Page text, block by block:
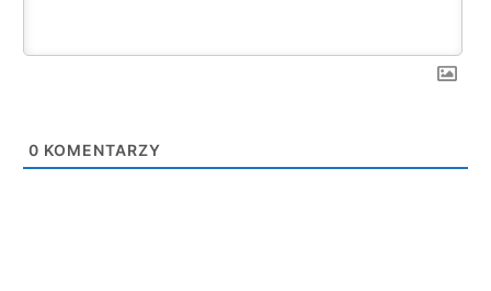
0 KOMENTARZY